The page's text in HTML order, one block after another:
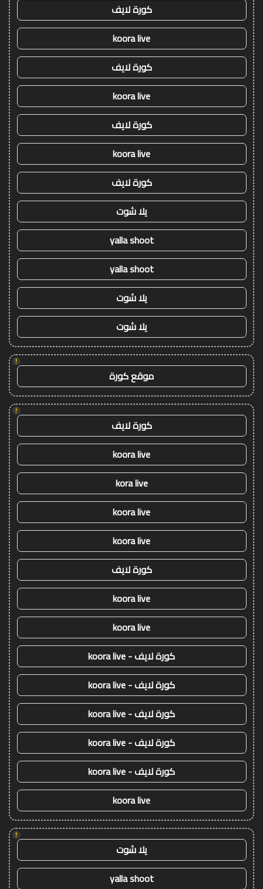
كورة لايف
koora live
كورة لايف
koora live
كورة لايف
koora live
كورة لايف
يلا شوت
yalla shoot
yalla shoot
يلا شوت
يلا شوت
!
موقع كورة
!
كورة لايف
koora live
kora live
koora live
koora live
كورة لايف
koora live
koora live
كورة لايف - koora live
كورة لايف - koora live
كورة لايف - koora live
كورة لايف - koora live
كورة لايف - koora live
koora live
!
يلا شوت
yalla shoot